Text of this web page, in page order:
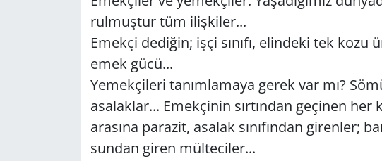
rul­muş­tur tüm iliş­ki­ler...
Emek­çi de­di­ğin; işçi sı­nı­fı, elin­de­ki tek kozu
emek gücü...
Ye­mek­çi­le­ri ta­nım­la­ma­ya gerek var mı?
asa­lak­lar... Emek­çi­nin sır­tın­dan ge­çi­nen
ara­sı­na pa­ra­zit, asa­lak sı­nı­fın­dan gi­ren­ler;
sun­dan giren mül­te­ci­ler...
GÜNDEM
HABERDE İNSAN
KÜLTÜR SANAT
MAGAZİN